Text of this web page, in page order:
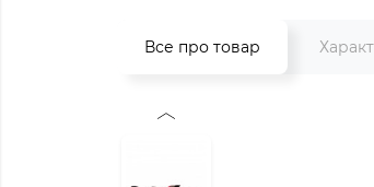
Все про товар